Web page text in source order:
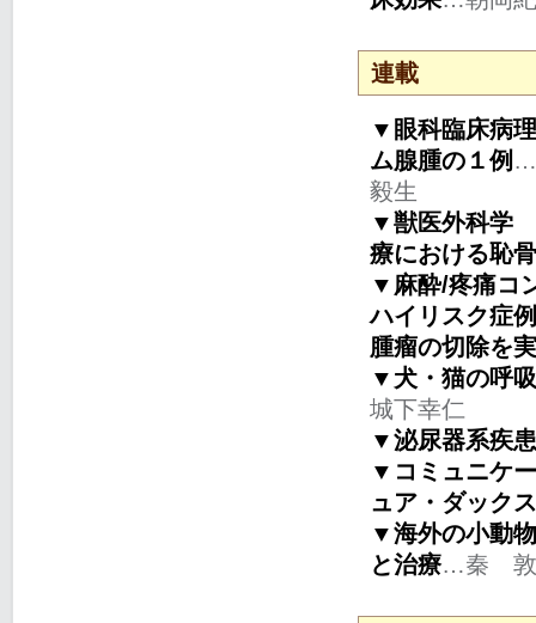
連載
▼眼科臨床病
ム腺腫の１例 …
毅生
▼獣医外科学
療における恥
▼麻酔/疼痛
ハイリスク症
腫瘤の切除を
▼犬・猫の呼
城下幸仁
▼泌尿器系疾
▼コミュニケ
ュア・ダック
▼海外の小動
と治療…秦 敦